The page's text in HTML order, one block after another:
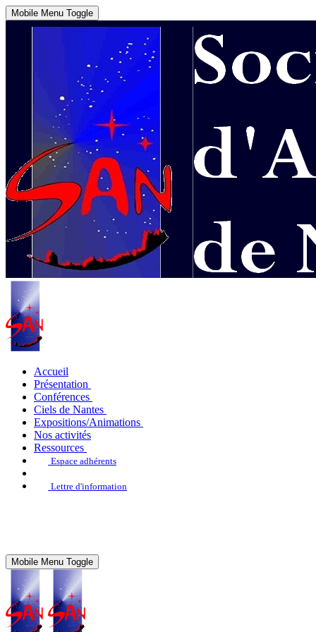
Mobile Menu Toggle
Accueil
Présentation
Conférences
Ciels de Nantes
Expositions/Animations
Nos activités
Ressources
Espace adhérents
Lettre d'information
Mobile Menu Toggle